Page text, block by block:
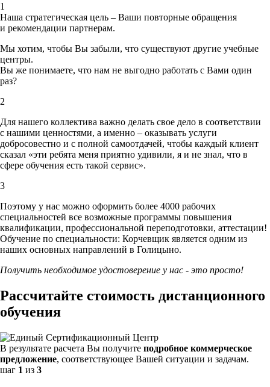
1
Наша стратегическая цель – Ваши повторные обращения
и рекомендации партнерам.
Мы хотим, чтобы Вы забыли, что существуют другие учебные
центры.
Вы же понимаете, что нам не выгодно работать с Вами один
раз?
2
Для нашего коллектива важно делать свое дело в соответствии
с нашими ценностями, а именно – оказывать услуги
добросовестно и с полной самоотдачей, чтобы каждый клиент
сказал «эти ребята меня приятно удивили, я и не знал, что в
сфере обучения есть такой сервис».
3
Поэтому у нас можно оформить более 4000 рабочих
специальностей все возможные программы повышения
квалификации, профессиональной переподготовки, аттестации!
Обучение по специальности: Корчевщик является одним из
наших основных направлений в Голицыно.
Получить необходимое удостоверение у нас - это просто!
Рассчитайте стоимость дистанционного
обучения
В результате расчета Вы получите подробное коммерческое
предложение, соответствующее Вашей ситуации и задачам.
шаг 1 из 3